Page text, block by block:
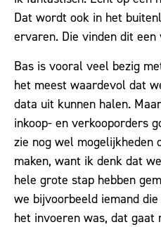
Dat wordt ook in het
ervaren. Die vinden dit een
Bas is vooral veel bezig
het meest waardevol dat
data uit kunnen halen.
inkoop- en verkooporders
zie nog wel mogelijkheden
maken, want ik denk dat
hele grote stap hebben
we bijvoorbeeld iemand
het invoeren was, dat gaat